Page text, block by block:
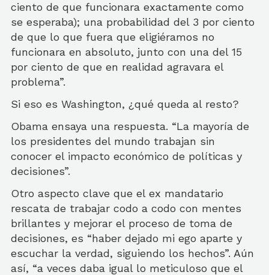
ciento de que funcionara exactamente como
se esperaba); una probabilidad del 3 por ciento
de que lo que fuera que eligiéramos no
funcionara en absoluto, junto con una del 15
por ciento de que en realidad agravara el
problema”.
Si eso es Washington, ¿qué queda al resto?
Obama ensaya una respuesta. “La mayoría de
los presidentes del mundo trabajan sin
conocer el impacto económico de políticas y
decisiones”.
Otro aspecto clave que el ex mandatario
rescata de trabajar codo a codo con mentes
brillantes y mejorar el proceso de toma de
decisiones, es “haber dejado mi ego aparte y
escuchar la verdad, siguiendo los hechos”. Aún
así, “a veces daba igual lo meticuloso que el